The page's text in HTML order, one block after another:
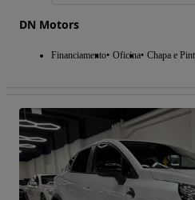
DN Motors
Financiamento Oficina Chapa e